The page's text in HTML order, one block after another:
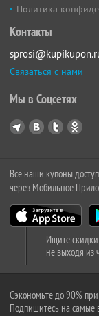
Политика
Контакты
Связаться с нами
Мы в Соцсетях
Все наши купоны
через Мобильное
Ищите скидки
не выходя из
Сэкономьте до 90%
Подпишитесь на самые